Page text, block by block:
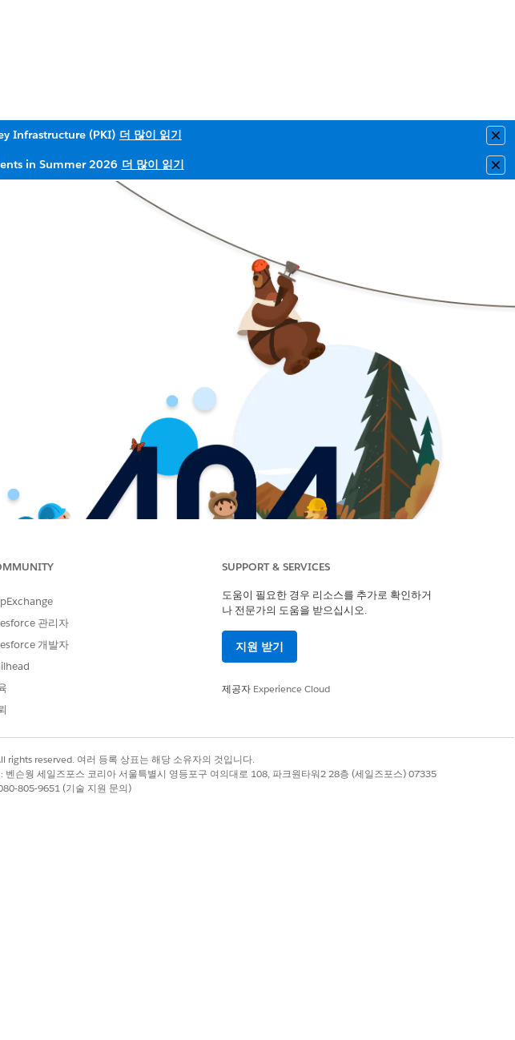
Infrastructure (PKI) 더 많이 읽기
in Summer 2026 더 많이 읽기
관리자
개발자
SUPPORT & SERVICES
도움이 필요한 경우 리소스를 추가로 확인하거
나 전문가의 도움을 받으십시오.
지원 받기
제공자 Experience Cloud
reserved. 여러 등록 상표는 해당 소유자의 것입니다.
슨웡 세일즈포스 코리아 서울특별시 영등포구 여의대로 108, 파크원타워2 28층 (세일즈포스) 07335
805-9651 (기술 지원 문의)